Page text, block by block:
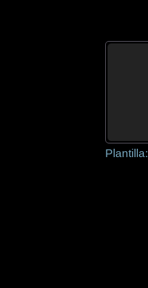
Plantilla: